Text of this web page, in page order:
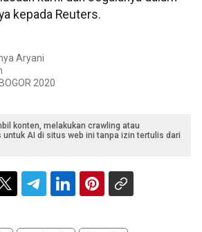
kepada Reuters.
Aryani
2020
konten, melakukan crawling atau
AI di situs web ini tanpa izin tertulis dari